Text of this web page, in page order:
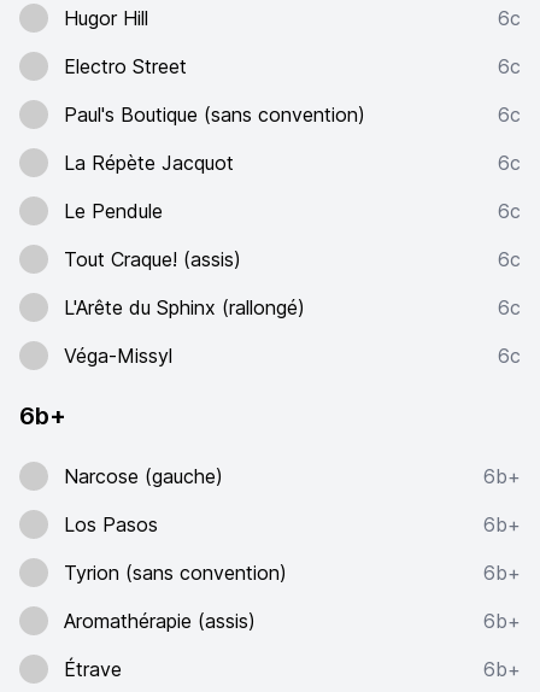
Hugor Hill
6c
Electro Street
6c
Paul's Boutique (sans convention)
6c
La Répète Jacquot
6c
Le Pendule
6c
Tout Craque! (assis)
6c
L'Arête du Sphinx (rallongé)
6c
Véga-Missyl
6c
6b+
Narcose (gauche)
6b+
Los Pasos
6b+
Tyrion (sans convention)
6b+
Aromathérapie (assis)
6b+
Étrave
6b+